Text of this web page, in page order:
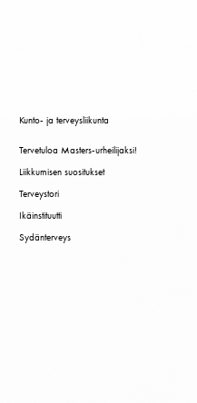
Kunto- ja terveysliikunta
Tervetuloa Masters-urheilijaksi!
Liikkumisen suositukset
Terveystori
Ikäinstituutti
Sydänterveys